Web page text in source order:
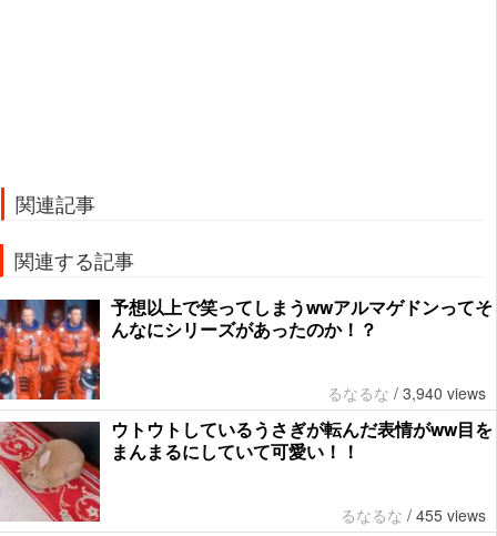
関連記事
関連する記事
予想以上で笑ってしまうwwアルマゲドンってそ
んなにシリーズがあったのか！？
るなるな / 3,940 views
ウトウトしているうさぎが転んだ表情がww目を
まんまるにしていて可愛い！！
るなるな / 455 views